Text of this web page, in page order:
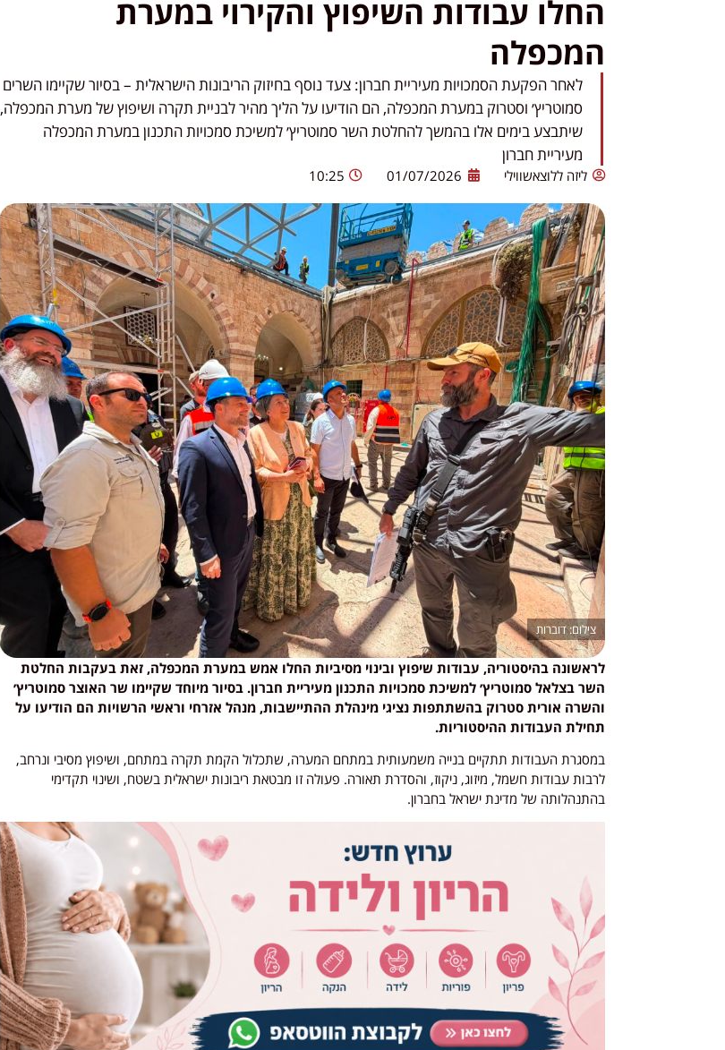
החלו עבודות השיפוץ והקירוי במערת
המכפלה
לאחר הפקעת הסמכויות מעיריית חברון: צעד נוסף בחיזוק הריבונות הישראלית – בסיור שקיימו השרים
סמוטריץ׳ וסטרוק במערת המכפלה, הם הודיעו על הליך מהיר לבניית תקרה ושיפוץ של מערת המכפלה,
שיתבצע בימים אלו בהמשך להחלטת השר סמוטריץ׳ למשיכת סמכויות התכנון במערת המכפלה
מעיריית חברון
ליזה ללוצאשווילי 01/07/2026
10:25
דוברות
לראשונה בהיסטוריה, עבודות שיפוץ ובינוי מסיביות החלו אמש במערת המכפלה, זאת בעקבות החלטת
השר בצלאל סמוטריץ׳ למשיכת סמכויות התכנון מעיריית חברון. בסיור מיוחד שקיימו שר האוצר סמוטריץ׳
והשרה אורית סטרוק בהשתתפות נציגי מינהלת ההתיישבות, מנהל אזרחי וראשי הרשויות הם הודיעו על
תחילת העבודות ההיסטוריות.
במסגרת העבודות תתקיים בנייה משמעותית במתחם המערה, שתכלול הקמת תקרה במתחם, ושיפוץ מסיבי ונרחב,
לרבות עבודות חשמל, מיזוג, ניקוז, והסדרת תאורה. פעולה זו מבטאת ריבונות ישראלית בשטח, ושינוי תקדימי
בהתנהלותה של מדינת ישראל בחברון.